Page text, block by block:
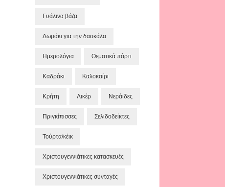
Γυάλινα βάζα
Δωράκι για την δασκάλα
Ημερολόγια Θεματικά πάρτι
Καδράκι Καλοκαίρι
Κρήτη Λικέρ Νεράιδες
Πριγκίπισσες Σελιδοδείκτες
Τούρτα/κέικ
Χριστουγεννιάτικες κατασκευές
Χριστουγεννιάτικες συνταγές